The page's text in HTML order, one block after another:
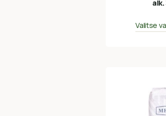
alk.
Valitse